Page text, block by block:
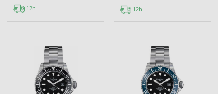
12h 12h